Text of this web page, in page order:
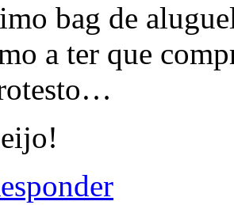
bag de
a ter que